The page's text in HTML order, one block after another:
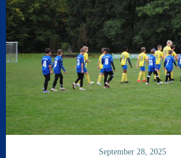
September 28, 2025